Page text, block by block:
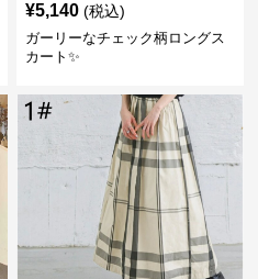
¥5,140 (税込)
ガーリーなチェック柄ロングス
カート✨